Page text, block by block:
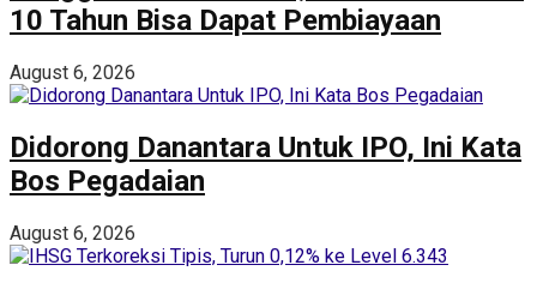
10 Tahun Bisa Dapat Pembiayaan
August 6, 2026
Didorong Danantara Untuk IPO, Ini Kata
Bos Pegadaian
August 6, 2026